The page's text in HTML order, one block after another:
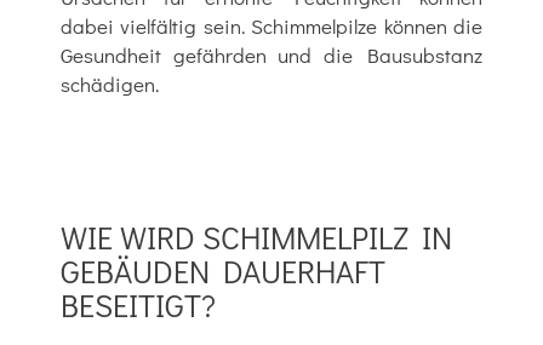
dabei vielfältig sein. Schimmelpilze können die
Gesundheit gefährden und die Bausubstanz
schädigen.
WIE WIRD SCHIMMELPILZ IN
GEBÄUDEN DAUERHAFT
BESEITIGT?